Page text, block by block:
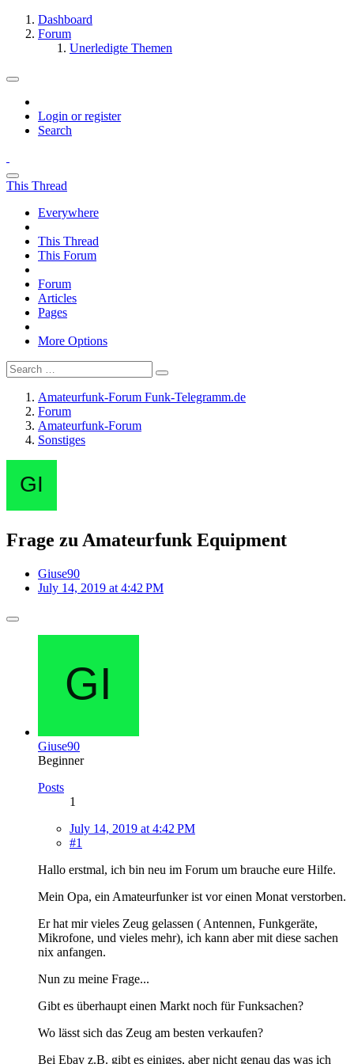
Dashboard
Forum
Unerledigte Themen
Login or register
Search
This Thread
Everywhere
This Thread
This Forum
Forum
Articles
Pages
More Options
Amateurfunk-Forum Funk-Telegramm.de
Forum
Amateurfunk-Forum
Sonstiges
Frage zu Amateurfunk Equipment
Giuse90
July 14, 2019 at 4:42 PM
Giuse90
Beginner
Posts
1
July 14, 2019 at 4:42 PM
#1
Hallo erstmal, ich bin neu im Forum um brauche eure Hilfe.
Mein Opa, ein Amateurfunker ist vor einen Monat verstorben.
Er hat mir vieles Zeug gelassen ( Antennen, Funkgeräte,
Mikrofone, und vieles mehr), ich kann aber mit diese sachen
nix anfangen.
Nun zu meine Frage...
Gibt es überhaupt einen Markt noch für Funksachen?
Wo lässt sich das Zeug am besten verkaufen?
Bei Ebay z.B. gibt es einiges, aber nicht genau das was ich